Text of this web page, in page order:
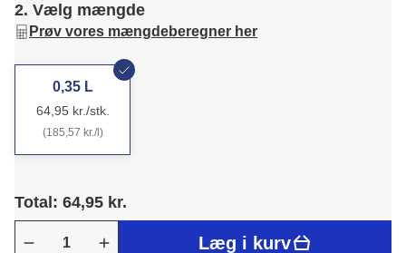
2. Vælg mængde
Prøv vores mængdeberegner her
0,35 L
64,95 kr./stk.
(185,57 kr./l)
Total: 64,95 kr.
Læg i kurv